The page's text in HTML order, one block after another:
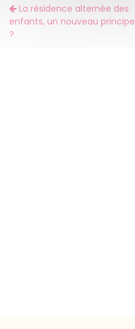
La résidence alternée des
enfants, un nouveau principe
?